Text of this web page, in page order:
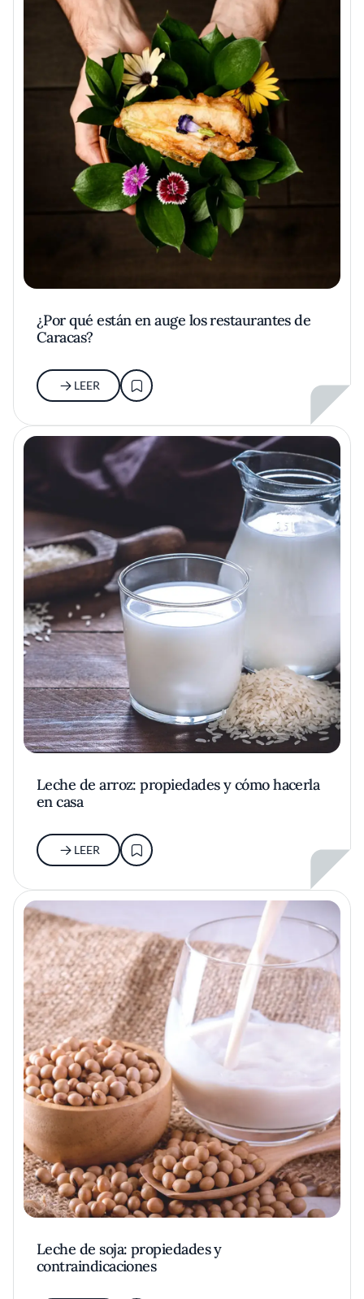
¿Por qué están en auge los restaurantes de
Caracas?
LEER
Leche de arroz: propiedades y cómo hacerla
en casa
LEER
Leche de soja: propiedades y
contraindicaciones